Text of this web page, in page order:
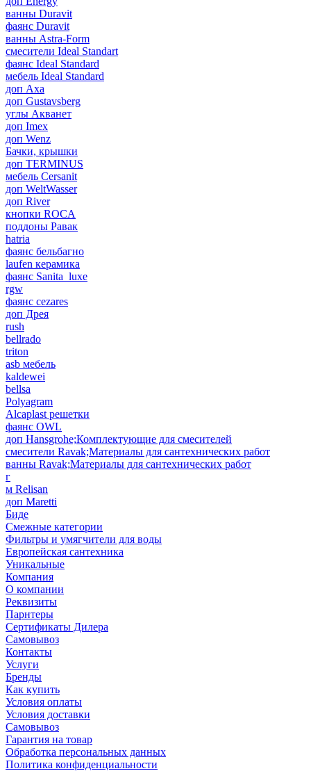
ванны Duravit
фаянс Duravit
ванны Astra-Form
смесители Ideal Standart
фаянс Ideal Standard
мебель Ideal Standard
доп Axa
доп Gustavsberg
углы Акванет
доп Imex
доп Wenz
Бачки, крышки
доп TERMINUS
мебель Cersanit
доп WeltWasser
доп River
кнопки ROCA
поддоны Равак
hatria
фаянс бельбагно
laufen керамика
фаянс Sanita_luxe
rgw
фаянс cezares
доп Дрея
rush
bellrado
triton
asb мебель
kaldewei
bellsa
Polyagram
Alcaplast решетки
фаянс OWL
доп Hansgrohe;Комплектующие для смесителей
смесители Ravak;Материалы для сантехнических работ
ванны Ravak;Материалы для сантехнических работ
г
м Relisan
доп Maretti
Биде
Смежные категории
Фильтры и умягчители для воды
Европейская сантехника
Уникальные
Компания
О компании
Реквизиты
Парнтеры
Сертификаты Дилера
Самовывоз
Контакты
Услуги
Бренды
Как купить
Условия оплаты
Условия доставки
Самовывоз
Гарантия на товар
Обработка персональных данных
Политика конфиденциальности